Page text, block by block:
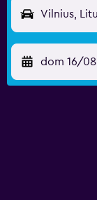
dom 16/08